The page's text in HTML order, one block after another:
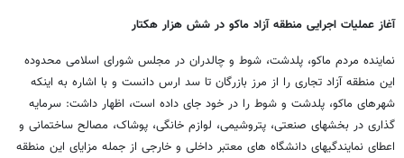
آغاز عملیات اجرایی منطقه آزاد ماکو در شش هزار هکتار
نماینده مردم ماکو، پلدشت، شوط و چالدران در مجلس شورای اسلامی محدوده
این منطقه آزاد تجاری را از مرز بازرگان تا سد ارس دانست و با اشاره به اینکه
شهرهای ماکو، پلدشت و شوط را در خود جای داده است، اظهار داشت: سرمایه
گذاری در بخشهای صنعتی، پتروشیمی، لوازم خانگی، پوشاک، مصالح ساختمانی و
اعطای نمایندگیهای دانشگاه های معتبر داخلی و خارجی از جمله مزایای این منطقه